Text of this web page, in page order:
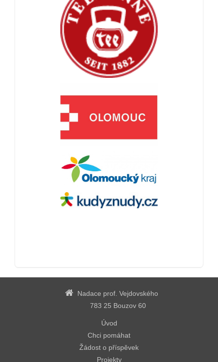
Nadace prof. Vejdovského
783 25 Bouzov 60
Úvod
Chci pomáhat
Žádost o příspěvek
Projekty